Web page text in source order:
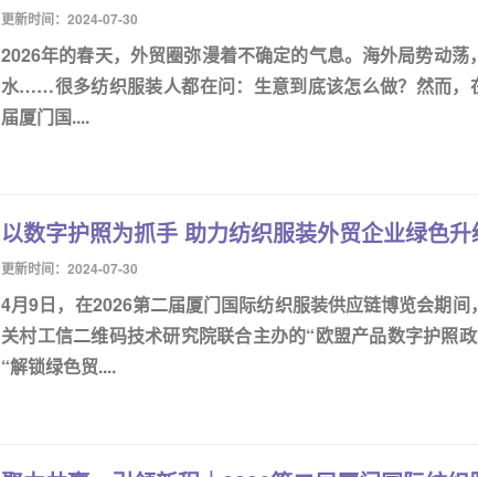
更新时间：2024-07-30
2026年的春天，外贸圈弥漫着不确定的气息。海外局势动
水……很多纺织服装人都在问：生意到底该怎么做？然而，
届厦门国....
以数字护照为抓手 助力纺织服装外贸企业绿色升
更新时间：2024-07-30
4月9日，在2026第二届厦门国际纺织服装供应链博览会期
关村工信二维码技术研究院联合主办的“欧盟产品数字护照
“解锁绿色贸....